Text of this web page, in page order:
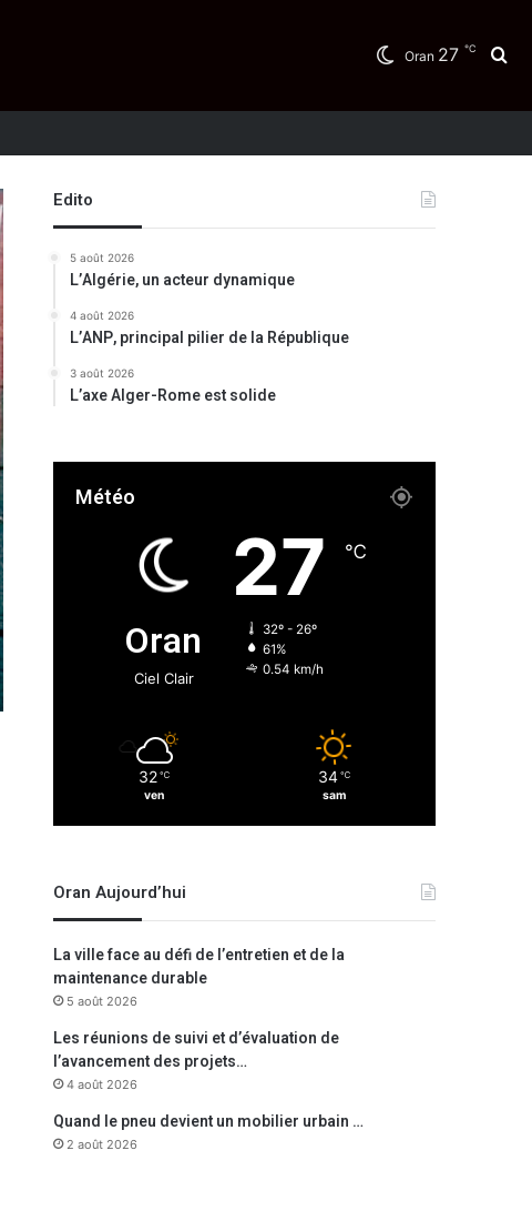
Oran 27 ℃
Edito
5 août 2026
L’Algérie, un acteur dynamique
4 août 2026
L’ANP, principal pilier de la République
3 août 2026
L’axe Alger-Rome est solide
Météo
Oran
Ciel Clair
27 ℃
32º - 26º
61%
0.54 km/h
32 ℃
ven
34 ℃
sam
Oran Aujourd’hui
La ville face au défi de l’entretien et de la
maintenance durable
5 août 2026
Les réunions de suivi et d’évaluation de
l’avancement des projets…
4 août 2026
Quand le pneu devient un mobilier urbain …
2 août 2026